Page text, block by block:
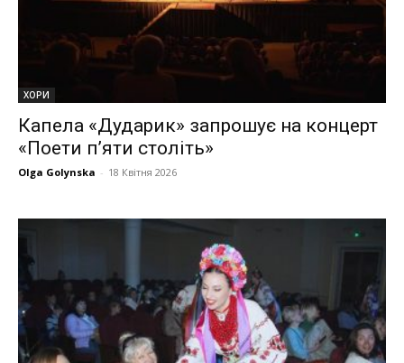
ХОРИ
Капела «Дударик» запрошує на концерт
«Поети п’яти століть»
Olga Golynska - 18 Квітня 2026